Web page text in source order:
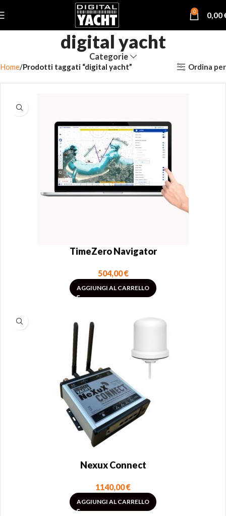
0 0,00
digital yacht
Categorie
Home Prodotti taggati “digital yacht” Ordina per
TimeZero Navigator
504,00€
AGGIUNGI AL CARRELLO
Nexux Connect
1140,00€
AGGIUNGI AL CARRELLO